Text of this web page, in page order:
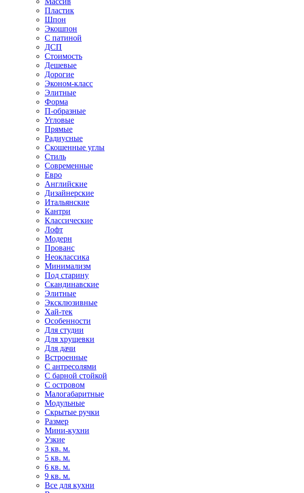
Пластик
Шпон
Экошпон
С патиной
ДСП
Стоимость
Дешевые
Дорогие
Эконом-класс
Элитные
Форма
П-образные
Угловые
Прямые
Радиусные
Скошенные углы
Стиль
Современные
Евро
Английские
Дизайнерские
Итальянские
Кантри
Классические
Лофт
Модерн
Прованс
Неоклассика
Минимализм
Под старину
Скандинавские
Элитные
Эксклюзивные
Хай-тек
Особенности
Для студии
Для хрущевки
Для дачи
Встроенные
С антресолями
С барной стойкой
С островом
Малогабаритные
Модульные
Скрытые ручки
Размер
Мини-кухни
Узкие
3 кв. м.
5 кв. м.
6 кв. м.
9 кв. м.
Все для кухни